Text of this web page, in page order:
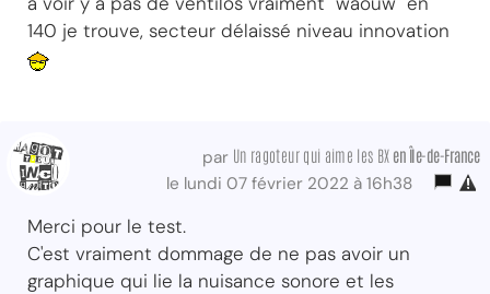
140 je trouve, secteur délaissé niveau innovation
par Un ragoteur qui aime les BX en Île-de-France
le lundi 07 février 2022 à 16h38
Merci pour le test.
C'est vraiment dommage de ne pas avoir un
graphique qui lie la nuisance sonore et les